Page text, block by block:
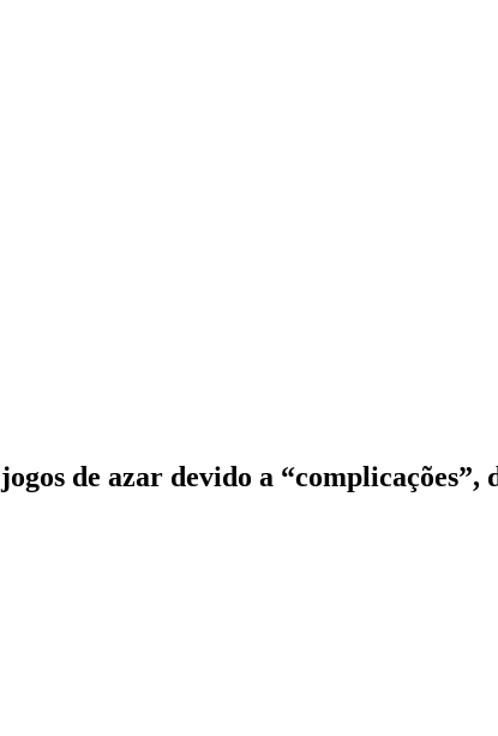
de azar devido a